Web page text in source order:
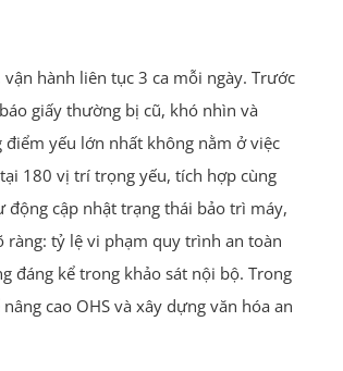
hành liên tục 3 ca mỗi ngày. Trước
giấy thường bị cũ, khó nhìn và
yếu lớn nhất không nằm ở việc
180 vị trí trọng yếu, tích hợp cùng
động cập nhật trạng thái bảo trì máy,
ràng: tỷ lệ vi phạm quy trình an toàn
đáng kể trong khảo sát nội bộ. Trong
cao OHS và xây dựng văn hóa an